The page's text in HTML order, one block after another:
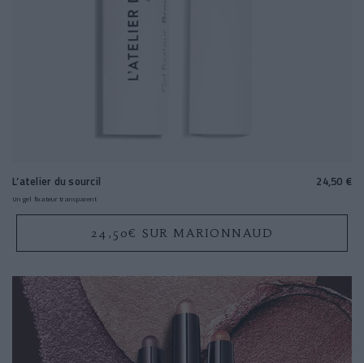
L’atelier du sourcil 24,50 €
Un gel fixateur transparent
24,50€ SUR MARIONNAUD